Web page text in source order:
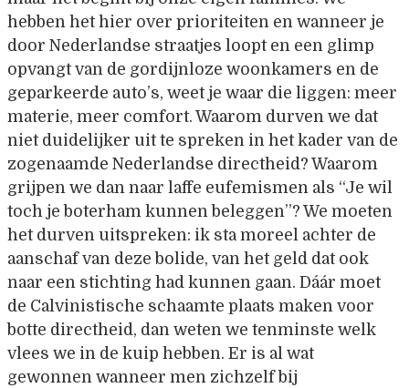
hebben het hier over prioriteiten en wanneer je
door Nederlandse straatjes loopt en een glimp
opvangt van de gordijnloze woonkamers en de
geparkeerde auto’s, weet je waar die liggen: meer
materie, meer comfort. Waarom durven we dat
niet duidelijker uit te spreken in het kader van de
zogenaamde Nederlandse directheid? Waarom
grijpen we dan naar laffe eufemismen als “Je wil
toch je boterham kunnen beleggen”? We moeten
het durven uitspreken: ik sta moreel achter de
aanschaf van deze bolide, van het geld dat ook
naar een stichting had kunnen gaan. Dáár moet
de Calvinistische schaamte plaats maken voor
botte directheid, dan weten we tenminste welk
vlees we in de kuip hebben. Er is al wat
gewonnen wanneer men zichzelf bij